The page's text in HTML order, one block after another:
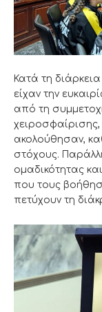
Κατά τη
είχαν την
από τη
ακολούθησαν,
στόχους.
ομαδικότητας
που τους
πετύχουν τη